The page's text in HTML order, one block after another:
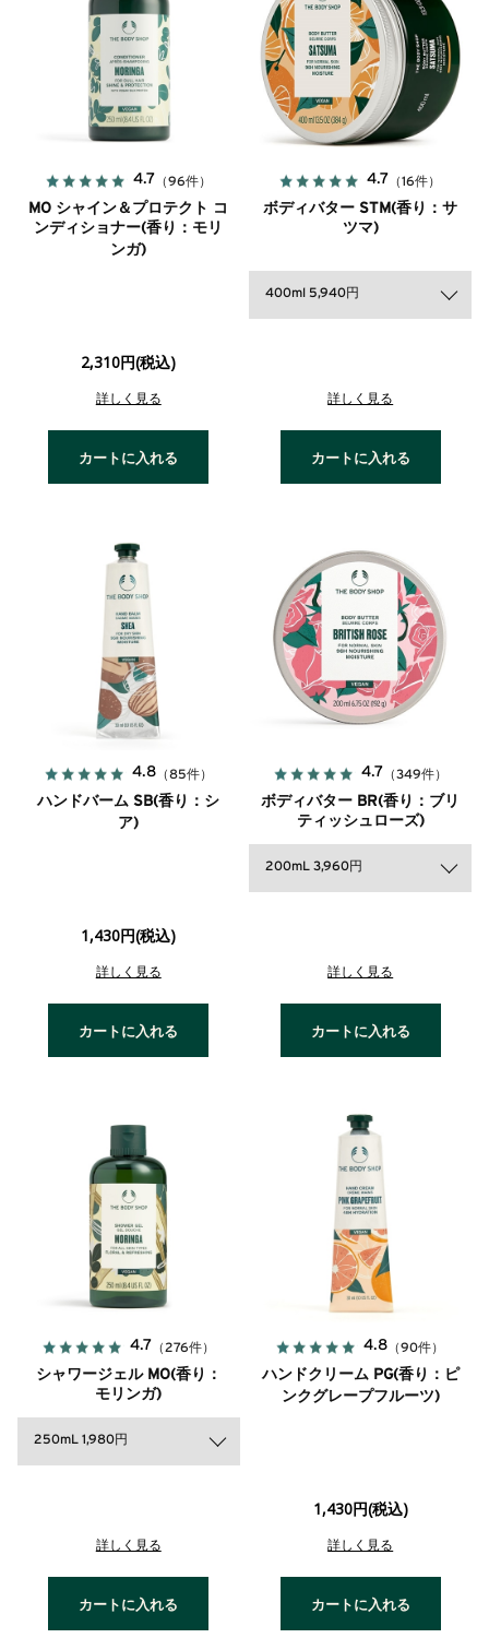
4.7 （96件）
MO シャイン＆プロテクト コ
ンディショナー(香り：モリ
ンガ)
2,310円(税込)
詳しく見る
カートに入れる
4.7 （16件）
ボディバター STM(香り：サ
ツマ)
400ml 5,940円
詳しく見る
カートに入れる
4.8（85件）
ハンドバーム SB(香り：シ
ア)
1,430円(税込)
詳しく見る
カートに入れる
4.7 （349件）
ボディバター BR(香り：ブリ
ティッシュローズ)
200mL 3,960円
詳しく見る
カートに入れる
4.7 （276件）
シャワージェル MO(香り：
モリンガ)
250mL 1,980円
詳しく見る
カートに入れる
4.8 （90件）
ハンドクリーム PG(香り：ピ
ンクグレープフルーツ)
1,430円(税込)
詳しく見る
カートに入れる